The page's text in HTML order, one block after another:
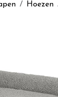
Hoezen